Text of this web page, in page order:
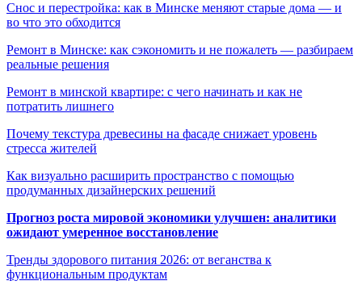
Снос и перестройка: как в Минске меняют старые дома — и
во что это обходится
Ремонт в Минске: как сэкономить и не пожалеть — разбираем
реальные решения
Ремонт в минской квартире: с чего начинать и как не
потратить лишнего
Почему текстура древесины на фасаде снижает уровень
стресса жителей
Как визуально расширить пространство с помощью
продуманных дизайнерских решений
Прогноз роста мировой экономики улучшен: аналитики
ожидают умеренное восстановление
Тренды здорового питания 2026: от веганства к
функциональным продуктам